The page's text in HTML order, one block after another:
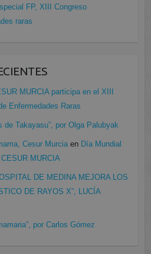
FP, XIII Congreso
raras
MURCIA participa en el XIII
Enfermedades Raras
de Takayasu”, por Olga Palubyak
Cesur Murciaen Día Mundial
MURCIA
DE MEDINA MEJORA LOS
DE RAYOS X”, LUCÍA
por Carlos Gómez